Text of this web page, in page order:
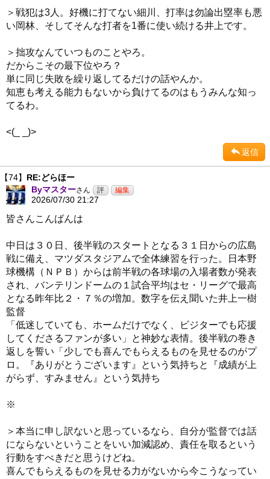
＞戦犯は3人。好機に打てない細川、打率は勿論出塁率も悪
い岡林、そしてそんな打者を1番に使い続ける井上です。
＞拙攻なんていつものことやろ。
だからこその最下位やろ？
単に同じ失敗を繰り返してるだけの話やんか。
知恵も考える能力もないから負けてるのはもうみんな知っ
てるわ。
<(_ _)>
返信
【74】 RE:どらほー
Byマスターさん
2026/07/30 21:27
皆さんこんばんは
中日は３０日、後半戦のスタートとなる３１日からの広島
戦に備え、マツダスタジアムで全体練習を行った。日本野
球機構（ＮＰＢ）からは前半戦の各球場の入場者数が発表
され、バンテリンドームの１試合平均はセ・リーグで最高
となる昨年比２・７％の増加。数字を伝え聞いた井上一樹
監督
「低迷していても、ホームだけでなく、ビジターでも応援
してくださるファンが多い」と神妙な表情。後半戦の巻き
返しを誓い「少しでも喜んでもらえるものを見せるのがプ
ロ。『ありがとうございます』という気持ちと『成績が上
がらず、すみません』という気持ち
※
＞本当に申し訳ないと思っているなら、自分が監督では話
にならないということをいい加減認め、責任を取るという
行動をすべきだと思うけどね。
喜んでもらえるものを見せる力がないから今こうなってい